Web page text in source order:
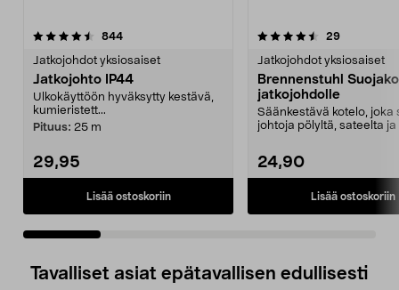
844arvostelut
Jatkojohdot yksiosaiset
Jatkojohto IP44
Ulkokäyttöön hyväksytty kestävä,
kumieristett...
Pituus: 25 m
29,95
Lisää ostoskoriin
4.5 viidestä
29arvostelut
Jatkojohdot yksiosaiset
Brennenstuhl
jatkojohdolle
Säänkestävä kotelo, joka
johtoja pölyltä, sateelta ja
24,90
Lisää ostoskoriin
4.5 viidestä
Tavalliset asiat epätavallisen edullisesti